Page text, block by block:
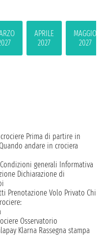
APRILE
2027
MAGGIO
2027
Prima di partire in
andare in crociera
Condizioni generali Informativa
Dichiarazione di
Prenotazione Volo Privato Chi
Osservatorio
Klarna Rassegna stampa